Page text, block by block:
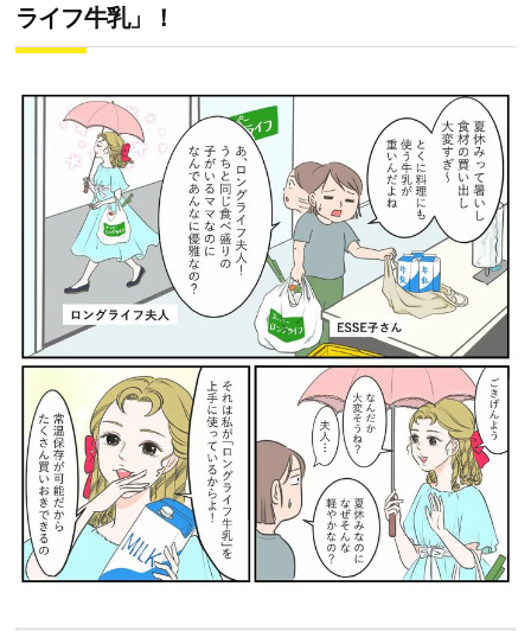
ライフ牛乳」！